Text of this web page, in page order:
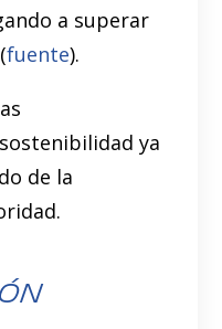
a superar
fuente).
ya
de la